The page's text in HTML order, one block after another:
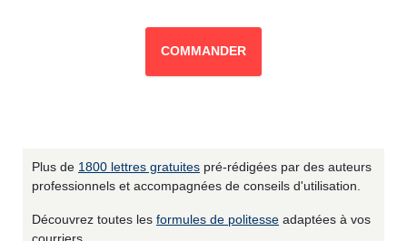
COMMANDER
Plus de 1800 lettres gratuites pré-rédigées par des auteurs
professionnels et accompagnées de conseils d'utilisation.
Découvrez toutes les formules de politesse adaptées à vos